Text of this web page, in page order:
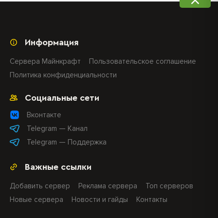
Важные ссылки
Добавить сервер Реклама сервера
Топ серверов
Новые сервера
Новости и гайды Контакты
Социальные сети
Вконтакте
Telegram — Канал
Telegram — Поддержка
Информация
Сервера Майнкрафт
Пользовательское соглашение
Политика конфиденциальности